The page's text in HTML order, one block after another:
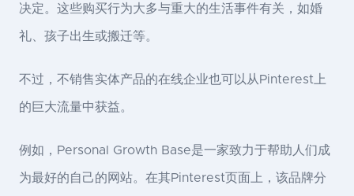
决定。这些购买行为大多与重大的生活事件有关，如婚
礼、孩子出生或搬迁等。
不过，不销售实体产品的在线企业也可以从Pinterest上
的巨大流量中获益。
例如，Personal Growth Base是一家致力于帮助人们成
为最好的自己的网站。在其Pinterest页面上，该品牌分